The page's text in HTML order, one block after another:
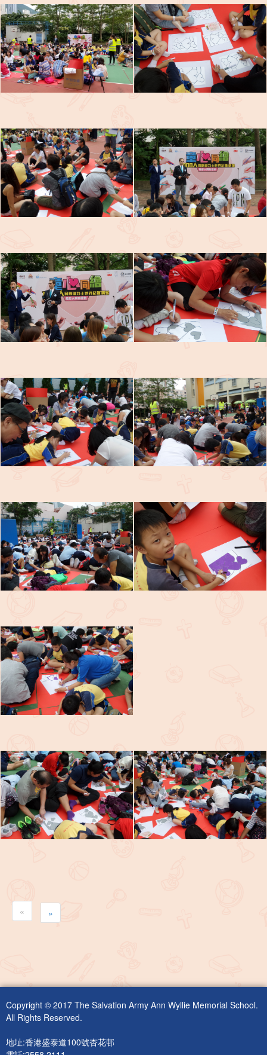
« »
Copyright © 2017 The Salvation Army Ann Wyllie Memorial School.
All Rights Reserved.
地址:香港盛泰道100號杏花邨